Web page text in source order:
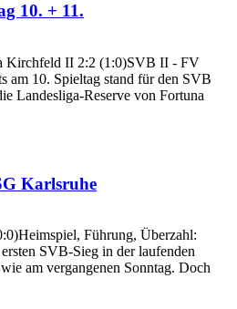
10. + 11.
Kirchfeld II 2:2 (1:0)SVB II - FV
am 10. Spieltag stand für den SVB
Landesliga-Reserve von Fortuna
Karlsruhe
Führung, Überzahl:
SVB-Sieg in der laufenden
am vergangenen Sonntag. Doch